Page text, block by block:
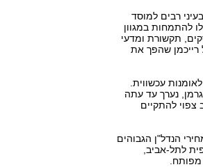
רבים למוסד
להתמחות במגוון
תקשורת ומדעי
רייכמן שהפך את
עכשווית.
נערך עד עתה
להתקיים
הנדל"ן הגבוהים
לתל-אביב,